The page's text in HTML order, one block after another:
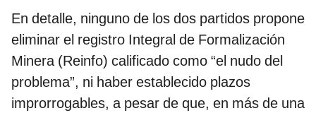
En detalle, ninguno de los dos partidos propone
eliminar el registro Integral de Formalización
Minera (Reinfo) calificado como “el nudo del
problema”, ni haber establecido plazos
improrrogables, a pesar de que, en más de una